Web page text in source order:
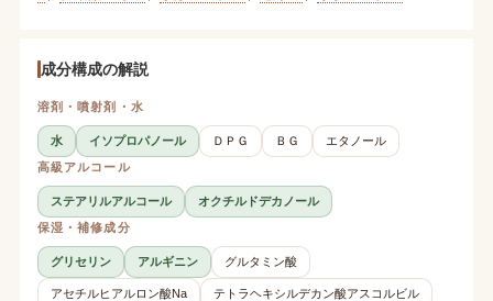
成分構成の解説
溶剤・噴射剤・水
水 イソプロパノール ＤＰＧ ＢＧ
エタノール
高級アルコール
ステアリルアルコール
オクチルドデカノール
保湿・補修成分
グリセリン アルギニン グルタミン酸
アセチルヒアルロン酸Na テトラヘキシルデカン酸アスコルビル